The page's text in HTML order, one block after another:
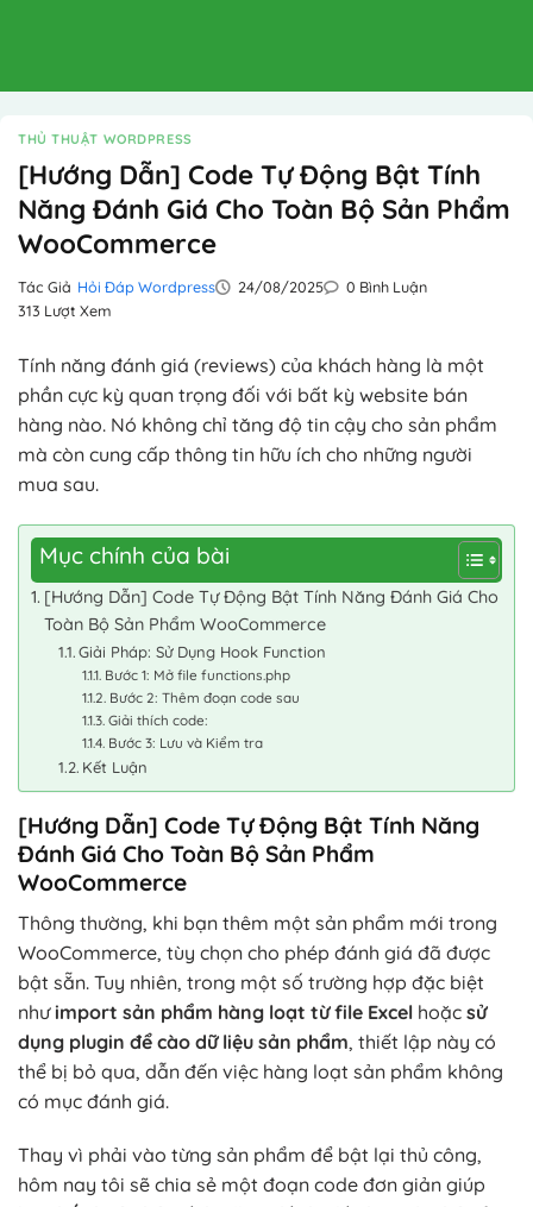
THỦ THUẬT WORDPRESS
[Hướng Dẫn] Code Tự Động Bật Tính
Năng Đánh Giá Cho Toàn Bộ Sản Phẩm
WooCommerce
Tác Giả Hỏi Đáp Wordpress 24/08/2025
0 Bình Luận
313 Lượt Xem
Tính năng đánh giá (reviews) của khách hàng là một
phần cực kỳ quan trọng đối với bất kỳ website bán
hàng nào. Nó không chỉ tăng độ tin cậy cho sản phẩm
mà còn cung cấp thông tin hữu ích cho những người
mua sau.
Mục chính của bài
[Hướng Dẫn] Code Tự Động Bật Tính Năng Đánh Giá Cho
Toàn Bộ Sản Phẩm WooCommerce
Giải Pháp: Sử Dụng Hook Function
Bước 1: Mở file functions.php
Bước 2: Thêm đoạn code sau
Giải thích code:
Bước 3: Lưu và Kiểm tra
Kết Luận
[Hướng Dẫn] Code Tự Động Bật Tính Năng
Đánh Giá Cho Toàn Bộ Sản Phẩm
WooCommerce
Thông thường, khi bạn thêm một sản phẩm mới trong
WooCommerce, tùy chọn cho phép đánh giá đã được
bật sẵn. Tuy nhiên, trong một số trường hợp đặc biệt
như import sản phẩm hàng loạt từ file Excel hoặc sử
dụng plugin để cào dữ liệu sản phẩm, thiết lập này có
thể bị bỏ qua, dẫn đến việc hàng loạt sản phẩm không
có mục đánh giá.
Thay vì phải vào từng sản phẩm để bật lại thủ công,
hôm nay tôi sẽ chia sẻ một đoạn code đơn giản giúp